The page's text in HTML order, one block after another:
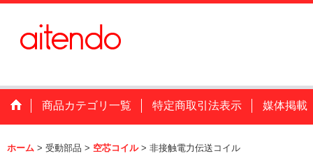
商品カテゴリ一覧 特定商取引法表示 媒体掲載
ホーム > 受動部品 > 空芯コイル > 非接触電力伝送コイル